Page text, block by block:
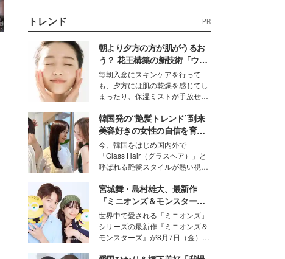
トレンド PR
朝より夕方の方が肌がうるお
う？ 花王構築の新技術「ウォ
ーターキャプチャリングスキ
ン（捕水肌）」がスキンケア
の常識を変える予感
毎朝入念にスキンケアを行って
も、夕方には肌の乾燥を感じてし
まったり、保湿ミストが手放せな
な美容の常識を大きく変える可能
性を秘めた、革新的な「Water
Capturing Skin（ウォーターキャ
プチャリングスキン：捕水肌）」
技術を、花王が構築した。
韓国発の“艶髪トレンド”到来
美容好きの女性の自信を育む
「ヘアケア事情」って？
今、韓国をはじめ国内外で
「Glass Hair（グラスヘア）」と
呼ばれる艶髪スタイルが熱い視線
ションの完成度を高めるベースと
して、“髪そのものの美しさ”に改
めて注目する人が増えている様
子。今回は、そんな憧れの艶やか
な髪を日常で叶える、美容好きの
女性たちのヘアケア事情を紹介し
ます。
宮城舞・島村雄大、最新作
『ミニオンズ＆モンスター
ズ』の魅力熱弁 ハチャメチャ
だけじゃない“友情と絆”に感
動
世界中で愛される「ミニオンズ」
シリーズの最新作『ミニオンズ＆
モンスターズ』が8月7日（金）に